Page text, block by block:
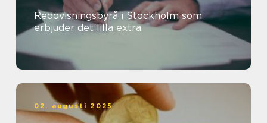
Redovisningsbyrå i Stockholm som
erbjuder det lilla extra
02. augusti 2025